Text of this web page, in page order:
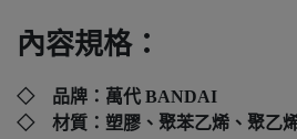
內容規格：
◇ 品牌：萬代 BANDAI
◇ 材質：塑膠、聚苯乙烯、聚乙